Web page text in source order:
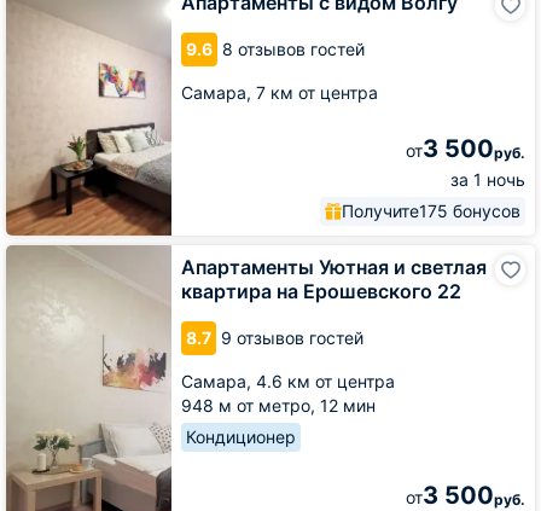
9.6 8 отзывов гостей
Самара, 7 км от центра
от3 500руб.
за 1 ночь
Получите175 бонусов
Апартаменты Уютная и светлая
квартира на Ерошевского 22
8.7 9 отзывов гостей
Самара, 4.6 км от центра
948 м от метро, 12 мин
Кондиционер
от3 500руб.
Апартаменты
светлая